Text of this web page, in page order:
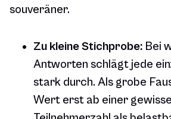
souveräner.
Zu kleine Stichprobe: Bei
Antworten schlägt jede
stark durch. Als grobe
Wert erst ab einer